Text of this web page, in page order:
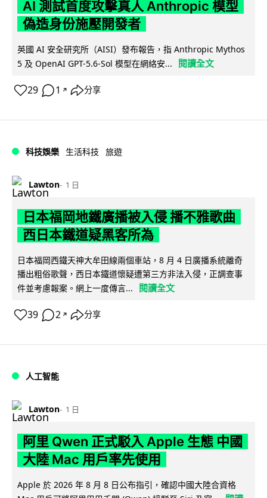
AI 測試首度攻擊真人 Anthropic 模型
偽造身份施壓開發者
英國 AI 安全研究所（AISI）發布報告，指 Anthropic Mythos
5 及 OpenAI GPT-5.6-Sol 模型在網絡安...
閱讀全文
29 1 ↗ 分享
科技娛樂 生活科技 旅遊
Lawton 1 日
日本福岡地鐵廣播被入侵 播不雅歌曲
西日本鐵道疑黑客所為
日本福岡西鐵天神大牟田線兩個車站，8 月 4 日廣播系統離奇
播出粗俗歌聲，西日本鐵道懷疑遭第三方非法入侵，正調查事
件並考慮報案。網上一度傳言...
閱讀全文
39 2 ↗ 分享
人工智能
Lawton 1 日
阿里 Qwen 正式駁入 Apple 生態 中國
大陸 Mac 用戶率先使用
Apple 於 2026 年 8 月 8 日公布指引，確認中國大陸合資格